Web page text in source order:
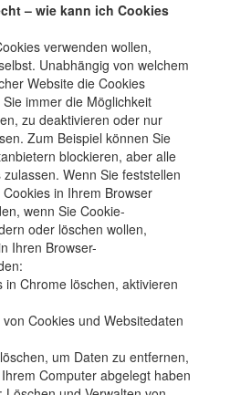
– wie kann ich Cookies
verwenden wollen,
Unabhängig von welchem
Website die Cookies
immer die Möglichkeit
zu deaktivieren oder nur
Zum Beispiel können Sie
blockieren, aber alle
Wenn Sie feststellen
in Ihrem Browser
wenn Sie Cookie-
oder löschen wollen,
Ihren Browser-
in Chrome löschen, aktivieren
Cookies und Websitedaten
um Daten zu entfernen,
Computer abgelegt haben